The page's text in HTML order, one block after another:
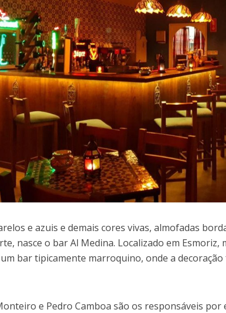
e azuis e demais cores vivas, almofadas
nasce o bar Al Medina. Localizado em Esmoriz,
bar tipicamente marroquino, onde a
e Pedro Camboa são os responsáveis por